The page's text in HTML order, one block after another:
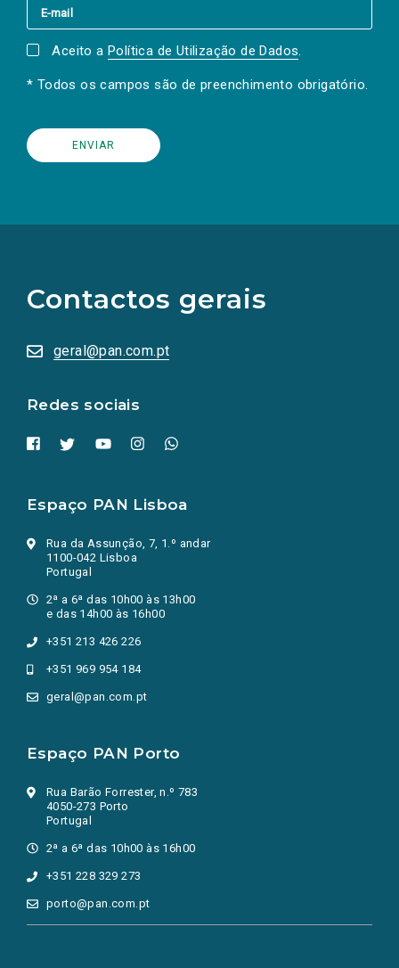
Aceito a Política de Utilização de Dados.
* Todos os campos são de preenchimento obrigatório.
Contactos gerais
geral@pan.com.pt
Redes sociais
redes
sociais
numa
nova
Espaço PAN Lisboa
Rua da Assunção, 7, 1.º andar
1100-042 Lisboa
Portugal
2ª a 6ª das 10h00 às 13h00
e das 14h00 às 16h00
+351 213 426 226
+351 969 954 184
geral@pan.com.pt
Espaço PAN Porto
Rua Barão Forrester, n.º 783
4050-273 Porto
Portugal
2ª a 6ª das 10h00 às 16h00
+351 228 329 273
porto@pan.com.pt